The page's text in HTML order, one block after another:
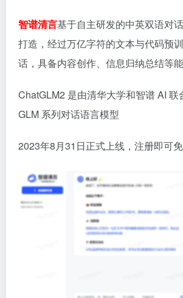
智谱清言基于自主研发的中英双语对
打造，经过万亿字符的文本与代码预
话，具备内容创作、信息归纳总结等
ChatGLM2 是由清华大学和智谱 AI 联
GLM 系列对话语言模型
2023年8月31日正式上线，注册即可免